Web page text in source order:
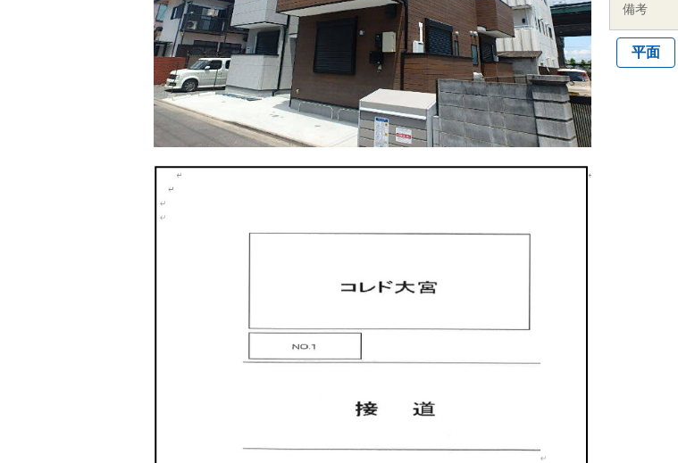
備考
平面